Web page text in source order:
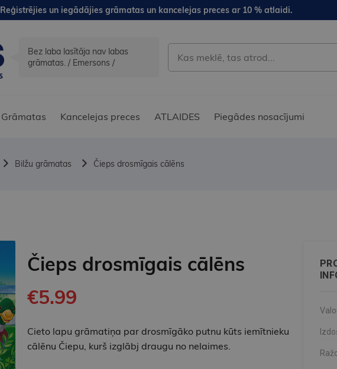
Reģistrējies un iegādājies grāmatas un kancelejas preces ar 10 % atlaidi.
Bez laba lasītāja nav labas
grāmatas. / Emersons /
Grāmatas Kancelejas preces ATLAIDES Piegādes nosacījumi
Bilžu grāmatas Čieps drosmīgais cālēns
Čieps drosmīgais cālēns
€5.99
Cieto lapu grāmatiņa par drosmīgāko putnu kūts iemītnieku
cālēnu Čiepu, kurš izglābj draugu no nelaimes.